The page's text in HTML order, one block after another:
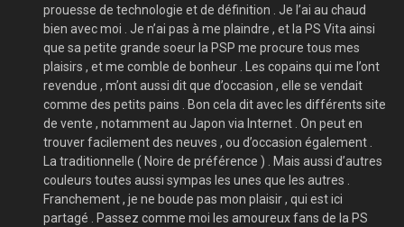
prouesse de technologie et de définition . Je l’ai au chaud
bien avec moi . Je n’ai pas à me plaindre , et la PS Vita ainsi
que sa petite grande soeur la PSP me procure tous mes
plaisirs , et me comble de bonheur . Les copains qui me l’ont
revendue , m’ont aussi dit que d’occasion , elle se vendait
comme des petits pains . Bon cela dit avec les différents site
de vente , notamment au Japon via Internet . On peut en
trouver facilement des neuves , ou d’occasion également .
La traditionnelle ( Noire de préférence ) . Mais aussi d’autres
couleurs toutes aussi sympas les unes que les autres .
Franchement , je ne boude pas mon plaisir , qui est ici
partagé . Passez comme moi les amoureux fans de la PS